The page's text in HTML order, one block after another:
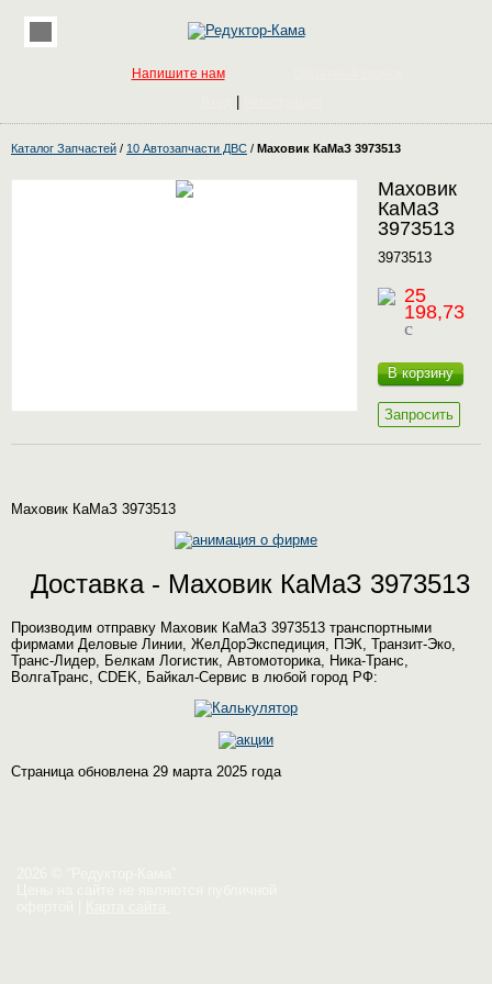
Напишите нам
Каталог Запчастей / 10 Автозапчасти ДВС / Маховик КаМаЗ 3973513
Маховик
КаМаЗ
3973513
3973513
25
198,73
c
В корзину
Запросить
Маховик КаМаЗ 3973513
Доставка - Маховик КаМаЗ 3973513
Производим отправку Маховик КаМаЗ 3973513 транспортными
фирмами Деловые Линии, ЖелДорЭкспедиция, ПЭК, Транзит-Эко,
Транс-Лидер, Белкам Логистик, Автомоторика, Ника-Транс,
ВолгаТранс, CDEK, Байкал-Сервис в любой город РФ:
Страница обновлена 29 марта 2025 года